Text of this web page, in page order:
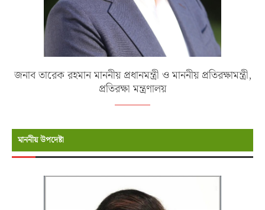
জনাব তারেক রহমান মাননীয় প্রধানমন্ত্রী ও মাননীয় প্রতিরক্ষামন্ত্রী,
প্রতিরক্ষা মন্ত্রণালয়
মাননীয় উপদেষ্টা